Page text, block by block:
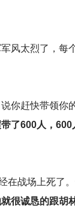
风太烈了，每
你赶快带领你
了600人，
在战场上死了。
很诚恳的跟胡